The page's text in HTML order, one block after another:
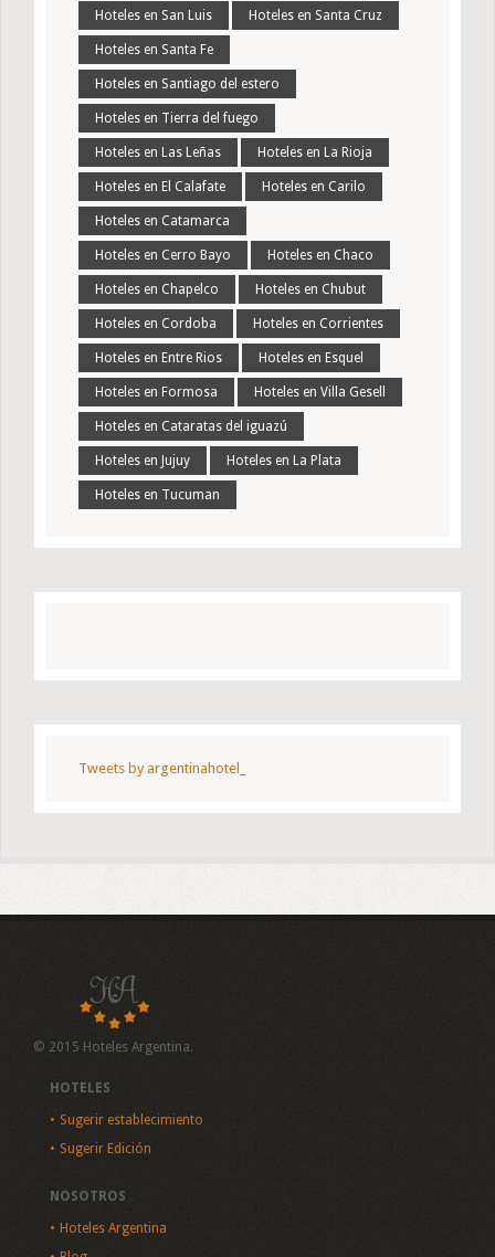
Hoteles en San Luis Hoteles en Santa Cruz
Hoteles en Santa Fe
Hoteles en Santiago del estero
Hoteles en Tierra del fuego
Hoteles en Las Leñas Hoteles en La Rioja
Hoteles en El Calafate Hoteles en Carilo
Hoteles en Catamarca
Hoteles en Cerro Bayo Hoteles en Chaco
Hoteles en Chapelco Hoteles en Chubut
Hoteles en Cordoba Hoteles en Corrientes
Hoteles en Entre Rios Hoteles en Esquel
Hoteles en Formosa Hoteles en Villa Gesell
Hoteles en Cataratas del iguazú
Hoteles en Jujuy Hoteles en La Plata
Hoteles en Tucuman
Tweets by argentinahotel_
© 2015 Hoteles Argentina.
HOTELES
Sugerir establecimiento
Sugerir Edición
NOSOTROS
Hoteles Argentina